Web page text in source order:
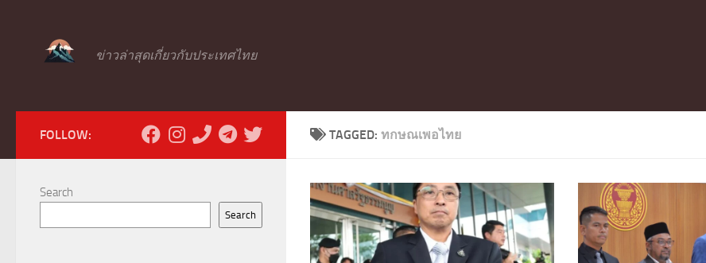
ข่าวล่าสุดเกี่ยวกับประเทศไทย
TAGGED: ทกษณเพอไทย
FOLLOW:
Search
Search